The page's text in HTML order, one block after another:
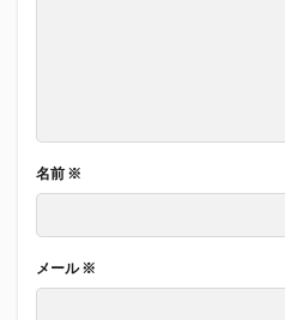
名前 ※
メール※